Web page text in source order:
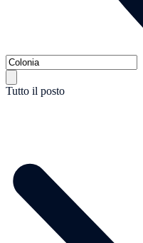
Tutto il posto